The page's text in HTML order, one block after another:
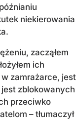
niekierowania
zacząłem
ich
zamrażarce, jest
zblokowanych
przeciwko
– tłumaczył